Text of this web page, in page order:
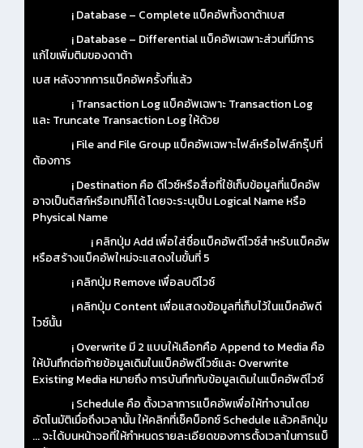
¡ Database – Complete แบ็คอัพทั้งดาต้าเบส
¡ Database – Differential แบ็คอัพเฉพาะส่วนที่มีการ
แก้ไขเพิ่มติมของดาต้า
เบส หลังจากการแบ็คอัพครั้งที่แล้ว
¡ Transaction Log แบ็คอัพเฉพาะ Transaction Log
และ Truncate Transaction Log ให้ด้วย
¡ File and File Group แบ็คอัพเฉพาะไฟล์หรือไฟล์กรุ๊ปที่
ต้องการ
¡ Destination คือ ดีไวซ์หรือสื่อที่ใช้เก็บข้อมูลที่แบ็คอัพ
อาจเป็นดิสก์หรือเทปก็ได้ โดยจะระบุเป็น Logical Name หรือ
Physical Name
¡ คลิกปุ่ม Add เพื่อใส่ชื่อแบ็คอัพดีไวซ์สำหรับแบ็คอัพ
หรือสร้างแบ็คอัพใหม่จะแสดงในขั้นที่ 5
¡ คลิกปุ่ม Remove เพื่อลบดีไวซ์
¡ คลิกปุ่ม Content เพื่อแสดงข้อมูลที่เก็บไว้ในแบ็คอัพดี
ไวซ์นั้น
¡ Overwrite มี 2 แบบให้เลือกคือ Append to Media คือ
ให้บันทึกต่อท้ายข้อมูลเดิมในแบ็คอัพดีไวซ์และ Overwrite
Existing Media หมายถึง การบันทึกทับข้อมูลเดิมในแบ็คอัพดีไวซ์
¡ Schedule คือ ตั้งเวลาการแบ็คอัพเพื่อให้ทำงานโดย
อัตโนมัติเมื่อถึงเวลานั้น ให้คลิกที่เช็คบ็อกซ์ Schedule แล้วคลิกปุ่ม
... จะได้บนหน้าจอที่ให้กำหนดรายละเอียดของการตั้งเวลาในการแบ็